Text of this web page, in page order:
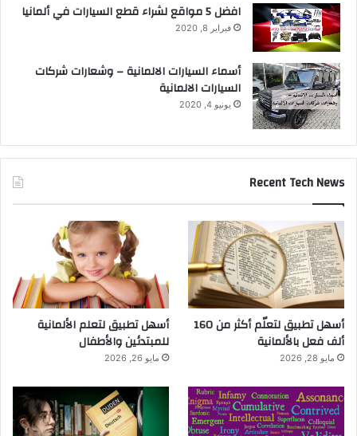
افضل 5 مواقع لشراء قطع السيارات في ألمانيا
فبراير 8, 2020
أسماء السيارات الالمانية – وشعارات شركات
السيارات الالمانية
يونيو 4, 2020
Recent Tech News
أسهل تطبيق لتعلّم أكثر من 160
ألف فعل بالألمانية
مايو 28, 2026
أسهل تطبيق لتعلم الألمانية
للمبتدئين والأطفال
مايو 26, 2026